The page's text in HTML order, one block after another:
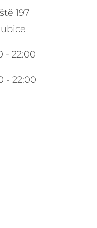
197
- 22:00
- 22:00